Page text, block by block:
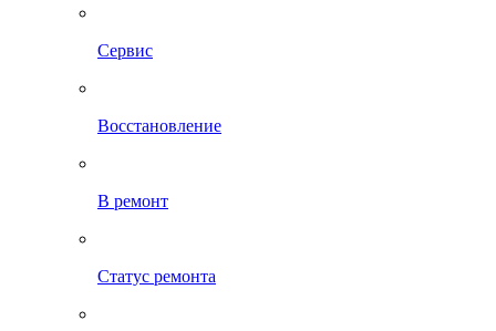
Сервис
Восстановление
В ремонт
Статус ремонта